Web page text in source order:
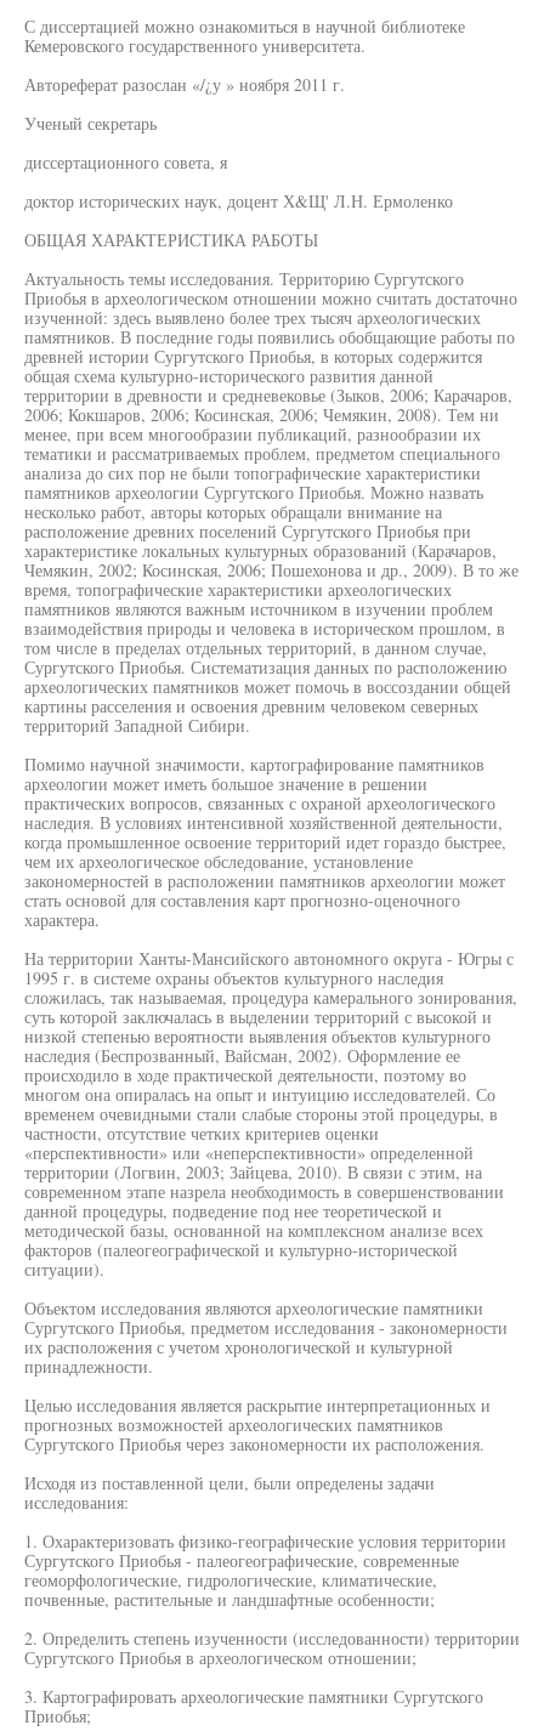
С диссертацией можно ознакомиться в научной библиотеке
Кемеровского государственного университета.
Автореферат разослан «/¿у » ноября 2011 г.
Ученый секретарь
диссертационного совета, я
доктор исторических наук, доцент Х&Щ' Л.Н. Ермоленко
ОБЩАЯ ХАРАКТЕРИСТИКА РАБОТЫ
Актуальность темы исследования. Территорию Сургутского
Приобья в археологическом отношении можно считать достаточно
изученной: здесь выявлено более трех тысяч археологических
памятников. В последние годы появились обобщающие работы по
древней истории Сургутского Приобья, в которых содержится
общая схема культурно-исторического развития данной
территории в древности и средневековье (Зыков, 2006; Карачаров,
2006; Кокшаров, 2006; Косинская, 2006; Чемякин, 2008). Тем ни
менее, при всем многообразии публикаций, разнообразии их
тематики и рассматриваемых проблем, предметом специального
анализа до сих пор не были топографические характеристики
памятников археологии Сургутского Приобья. Можно назвать
несколько работ, авторы которых обращали внимание на
расположение древних поселений Сургутского Приобья при
характеристике локальных культурных образований (Карачаров,
Чемякин, 2002; Косинская, 2006; Пошехонова и др., 2009). В то же
время, топографические характеристики археологических
памятников являются важным источником в изучении проблем
взаимодействия природы и человека в историческом прошлом, в
том числе в пределах отдельных территорий, в данном случае,
Сургутского Приобья. Систематизация данных по расположению
археологических памятников может помочь в воссоздании общей
картины расселения и освоения древним человеком северных
территорий Западной Сибири.
Помимо научной значимости, картографирование памятников
археологии может иметь большое значение в решении
практических вопросов, связанных с охраной археологического
наследия. В условиях интенсивной хозяйственной деятельности,
когда промышленное освоение территорий идет гораздо быстрее,
чем их археологическое обследование, установление
закономерностей в расположении памятников археологии может
стать основой для составления карт прогнозно-оценочного
характера.
На территории Ханты-Мансийского автономного округа - Югры с
1995 г. в системе охраны объектов культурного наследия
сложилась, так называемая, процедура камерального зонирования,
суть которой заключалась в выделении территорий с высокой и
низкой степенью вероятности выявления объектов культурного
наследия (Беспрозванный, Вайсман, 2002). Оформление ее
происходило в ходе практической деятельности, поэтому во
многом она опиралась на опыт и интуицию исследователей. Со
временем очевидными стали слабые стороны этой процедуры, в
частности, отсутствие четких критериев оценки
«перспективности» или «неперспективности» определенной
территории (Логвин, 2003; Зайцева, 2010). В связи с этим, на
современном этапе назрела необходимость в совершенствовании
данной процедуры, подведение под нее теоретической и
методической базы, основанной на комплексном анализе всех
факторов (палеогеографической и культурно-исторической
ситуации).
Объектом исследования являются археологические памятники
Сургутского Приобья, предметом исследования - закономерности
их расположения с учетом хронологической и культурной
принадлежности.
Целью исследования является раскрытие интерпретационных и
прогнозных возможностей археологических памятников
Сургутского Приобья через закономерности их расположения.
Исходя из поставленной цели, были определены задачи
исследования:
1. Охарактеризовать физико-географические условия территории
Сургутского Приобья - палеогеографические, современные
геоморфологические, гидрологические, климатические,
почвенные, растительные и ландшафтные особенности;
2. Определить степень изученности (исследованности) территории
Сургутского Приобья в археологическом отношении;
3. Картографировать археологические памятники Сургутского
Приобья;